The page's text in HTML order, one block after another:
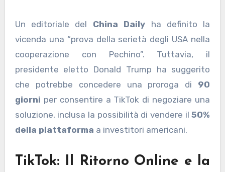
Un editoriale del China Daily ha definito la
vicenda una “prova della serietà degli USA nella
cooperazione con Pechino”. Tuttavia, il
presidente eletto Donald Trump ha suggerito
che potrebbe concedere una proroga di 90
giorni per consentire a TikTok di negoziare una
soluzione, inclusa la possibilità di vendere il50%
della piattaforma a investitori americani.
TikTok: Il Ritorno Online e la